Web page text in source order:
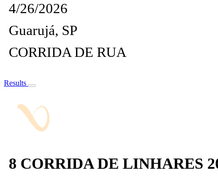
4/26/2026
Guarujá, SP
CORRIDA DE RUA
Results
8 CORRIDA DE LINHARES